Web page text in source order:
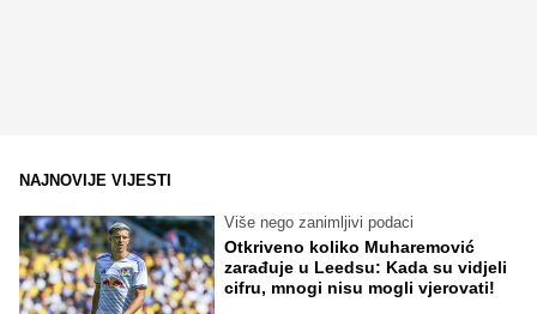
NAJNOVIJE VIJESTI
Više nego zanimljivi podaci
Otkriveno koliko Muharemović
zarađuje u Leedsu: Kada su vidjeli
cifru, mnogi nisu mogli vjerovati!